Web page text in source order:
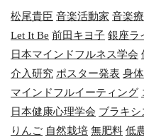
松尾貴臣 音楽活動家 音楽
Let It Be 前田キヨ子 銀座ラ
日本マインドフルネス学会
介入研究 ポスター発表 身
マインドフルイーティング
日本健康心理学会 ブラキシ
りんご 自然栽培 無肥料 低